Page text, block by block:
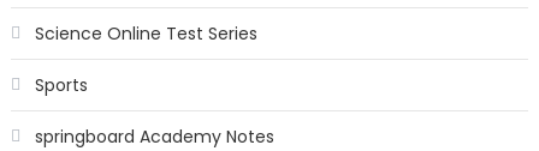
Science Online Test Series
Sports
springboard Academy Notes